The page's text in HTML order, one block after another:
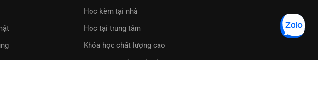
Học kèm tại nhà
Học tại trung tâm
Khóa học chất lượng cao